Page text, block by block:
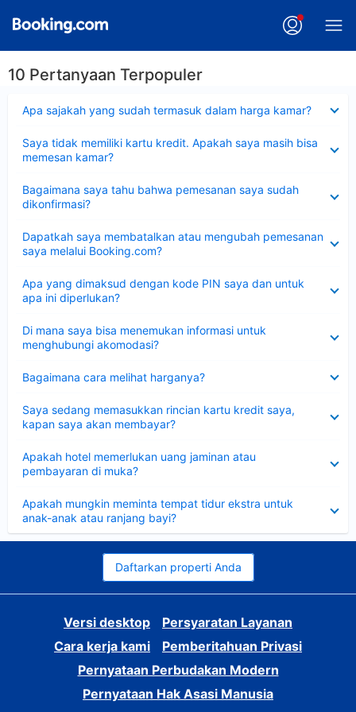
10 Pertanyaan Terpopuler
Apa sajakah yang sudah termasuk dalam harga kamar?
Saya tidak memiliki kartu kredit. Apakah saya masih bisa
memesan kamar?
Bagaimana saya tahu bahwa pemesanan saya sudah
dikonfirmasi?
Dapatkah saya membatalkan atau mengubah pemesanan
saya melalui Booking.com?
Apa yang dimaksud dengan kode PIN saya dan untuk
apa ini diperlukan?
Di mana saya bisa menemukan informasi untuk
menghubungi akomodasi?
Bagaimana cara melihat harganya?
Saya sedang memasukkan rincian kartu kredit saya,
kapan saya akan membayar?
Apakah hotel memerlukan uang jaminan atau
pembayaran di muka?
Apakah mungkin meminta tempat tidur ekstra untuk
anak-anak atau ranjang bayi?
Daftarkan properti Anda
Versi desktop
Persyaratan Layanan
Cara kerja kami
Pemberitahuan Privasi
Pernyataan Perbudakan Modern
Pernyataan Hak Asasi Manusia